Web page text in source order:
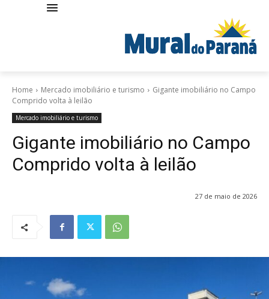
Home Mercado imobiliário e turismo
Gigante imobiliário no Campo
Comprido volta à leilão
Mercado imobiliário e turismo
Gigante imobiliário no Campo
Comprido volta à leilão
27 de maio de 2026